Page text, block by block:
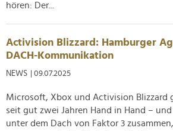
hören: Der...
Activision Blizzard: Hamburger
DACH-Kommunikation
NEWS | 09.07.2025
Microsoft, Xbox und Activision Blizzard
seit gut zwei Jahren Hand in Hand –
unter dem Dach von Faktor 3